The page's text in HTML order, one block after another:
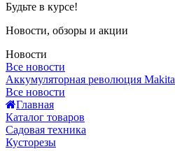
Будьте в курсе!
Новости, обзоры и акции
Новости
Все новости
Аккумуляторная революция Makita
Все новости
Главная
Каталог товаров
Садовая техника
Кусторезы